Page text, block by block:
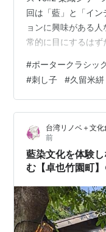
回は「藍」と「イ
ョンに興味がある
常的に目にするはず
ものなのか、違う
いる人は意外と少
の出どころが違う
「インジゴチン」
こから取るかがま
はタデ科のタデア
#ポータークラシッ
#刺し子 #久留米絣
台湾リノベ＋文化
前
藍染文化を体験
む【卓也竹園町